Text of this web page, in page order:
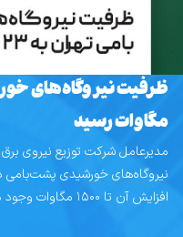
مگاوات رسید
مدیرعامل شرکت توزیع نیروی
افزایش آن تا ۱۵۰۰ مگاوات وجود دارد.